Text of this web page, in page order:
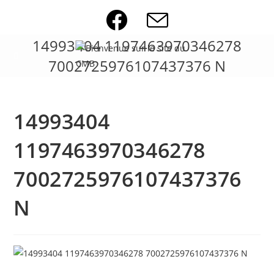
14993404 1197463970346278
7002725976107437376 N
14993404
1197463970346278
7002725976107437376
N